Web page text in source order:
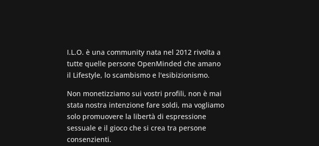
I.L.O. è una community nata nel 2012 rivolta a
tutte quelle persone OpenMinded che amano
il Lifestyle, lo scambismo e l'esibizionismo.
Non monetizziamo sui vostri profili, non è mai
stata nostra intenzione fare soldi, ma vogliamo
solo promuovere la libertà di espressione
sessuale e il gioco che si crea tra persone
consenzienti.